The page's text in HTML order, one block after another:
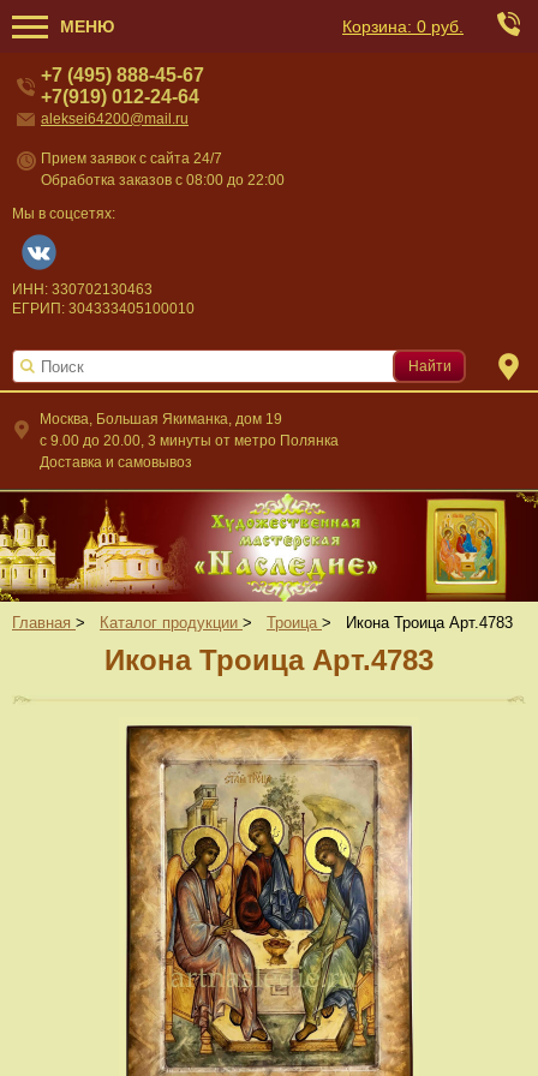
МЕНЮ Корзина: 0 руб.
Москва, Большая Якиманка, дом 19
c 9.00 до 20.00, 3 минуты от метро Полянка
Доставка и самовывоз
+7 (495) 888-45-67
+7(919) 012-24-64
aleksei64200@mail.ru
Прием заявок с сайта 24/7
Обработка заказов с 08:00 до 22:00
Мы в соцсетях:
ИНН: 330702130463
ЕГРИП: 304333405100010
Найти
Главная > Каталог продукции > Троица > Икона Троица Арт.4783
Икона Троица Арт.4783